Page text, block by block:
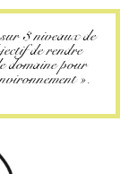
3 niveaux de
de rendre
domaine pour
».